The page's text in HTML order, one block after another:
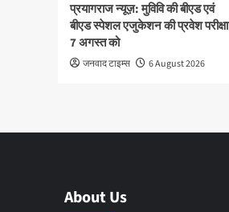
प्रयागराज न्यूज़: मुविवि की बीएड एवं
बीएड स्पेशल एजुकेशन की प्रवेश परीक्षा
7 अगस्त को
जनवाद टाइम्स 6 August 2026
About Us